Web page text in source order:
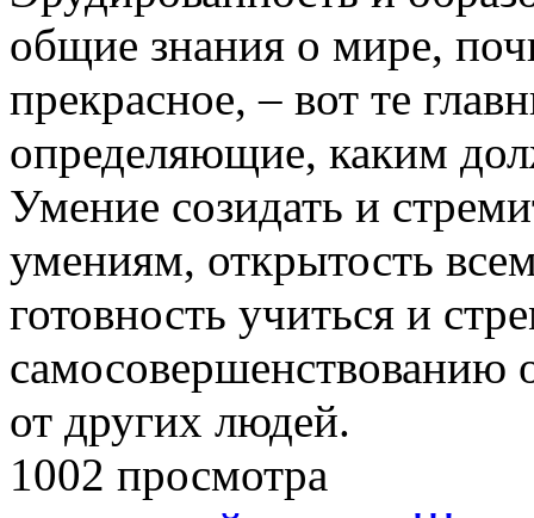
общие знания о мире,
прекрасное, – вот те
определяющие, каким
Умение созидать и
умениям, открытость
готовность учиться и
самосовершенствованию
от других людей.
1002 просмотра